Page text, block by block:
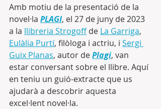
Amb motiu de la presentació de la
novel·la PLAGI, el 27 de juny de 2023
a la llibreria Strogoff de La Garriga,
Eulàlia Purtí, filòloga i actriu, i Sergi
Guix Planas, autor de Plagi, van
estar conversant sobre el llibre. Aquí
en teniu un guió-extracte que us
ajudarà a descobrir aquesta
excel·lent novel·la.